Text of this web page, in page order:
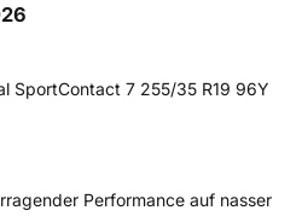
SportContact 7 255/35 R19 96Y
Performance auf nasser